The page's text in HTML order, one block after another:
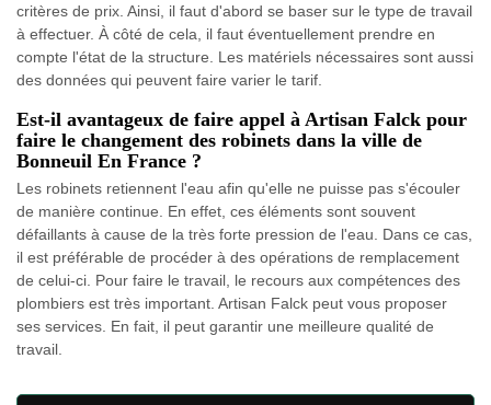
critères de prix. Ainsi, il faut d'abord se baser sur le type de travail
à effectuer. À côté de cela, il faut éventuellement prendre en
compte l'état de la structure. Les matériels nécessaires sont aussi
des données qui peuvent faire varier le tarif.
Est-il avantageux de faire appel à Artisan Falck pour
faire le changement des robinets dans la ville de
Bonneuil En France ?
Les robinets retiennent l'eau afin qu'elle ne puisse pas s'écouler
de manière continue. En effet, ces éléments sont souvent
défaillants à cause de la très forte pression de l'eau. Dans ce cas,
il est préférable de procéder à des opérations de remplacement
de celui-ci. Pour faire le travail, le recours aux compétences des
plombiers est très important. Artisan Falck peut vous proposer
ses services. En fait, il peut garantir une meilleure qualité de
travail.